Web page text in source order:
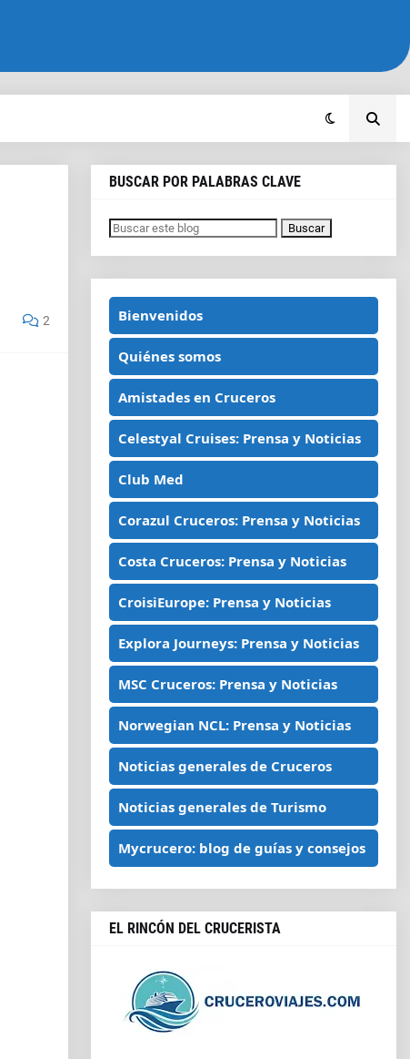
2
BUSCAR POR PALABRAS CLAVE
Bienvenidos
Quiénes somos
Amistades en Cruceros
Celestyal Cruises: Prensa y Noticias
Club Med
Corazul Cruceros: Prensa y Noticias
Costa Cruceros: Prensa y Noticias
CroisiEurope: Prensa y Noticias
Explora Journeys: Prensa y Noticias
MSC Cruceros: Prensa y Noticias
Norwegian NCL: Prensa y Noticias
Noticias generales de Cruceros
Noticias generales de Turismo
Mycrucero: blog de guías y consejos
EL RINCÓN DEL CRUCERISTA